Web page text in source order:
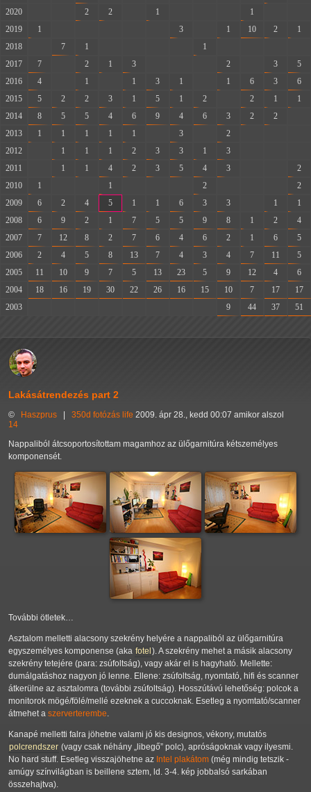
2020
2 2 1 1
2019
1 3 1 10 2
1
2018
7 1 1
2017
7 2 1 3 2 3
5
2016
4 1 1 3 1 1 6 3
6
2015
5 2 2 3 1 5 1 2 2 1
1
2014
8 5 5 4 6 9 4 6 3 2 2
2013
1 1 1 1 1 3 2
2012
1 1 1 2 3 3 1 3
2011
1 1 4 2 3 5 4 3
2
2010
1 1 2
2
2009
6 2 4 5 1 1 6 3 3 1
1
2008
6 9 2 1 7 5 5 9 8 1 2
4
2007
7 12 8 2 7 6 4 6 2 1 6
5
2006
2 4 5 8 13 7 4 3 4 7 11
5
2005
11 10 9 7 5 13 23 5 9 12 4
6
2004
18 16 19 30 22 26 16 15 10 7 17
17
2003
9 44 37 51
Lakásátrendezés part 2
© Haszprus 350d fotózás life 2009. ápr 28., kedd 00:07 amikor alszol
14
Nappaliból átcsoportosítottam magamhoz az ülőgarnitúra kétszemélyes
komponensét.
További ötletek…
Asztalom melletti alacsony szekrény helyére a nappaliból az ülőgarnitúra
egyszemélyes komponense (aka fotel ). A szekrény mehet a másik alacsony
szekrény tetejére (para: zsúfoltság), vagy akár el is hagyható. Mellette:
dumálgatáshoz nagyon jó lenne. Ellene: zsúfoltság, nyomtató, hifi és scanner
átkerülne az asztalomra (további zsúfoltság). Hosszútávú lehetőség: polcok a
monitorok mögé/fölé/mellé ezeknek a cuccoknak. Esetleg a nyomtató/scanner
átmehet a szerverterembe.
Kanapé melletti falra jöhetne valami jó kis designos, vékony, mutatós
polcrendszer (vagy csak néhány libegő polc), apróságoknak vagy ilyesmi.
No hard stuff. Esetleg visszajöhetne az Intel plakátom (még mindig tetszik -
amúgy színvilágban is beillene sztem, ld. 3-4. kép jobbalsó sarkában
összehajtva).